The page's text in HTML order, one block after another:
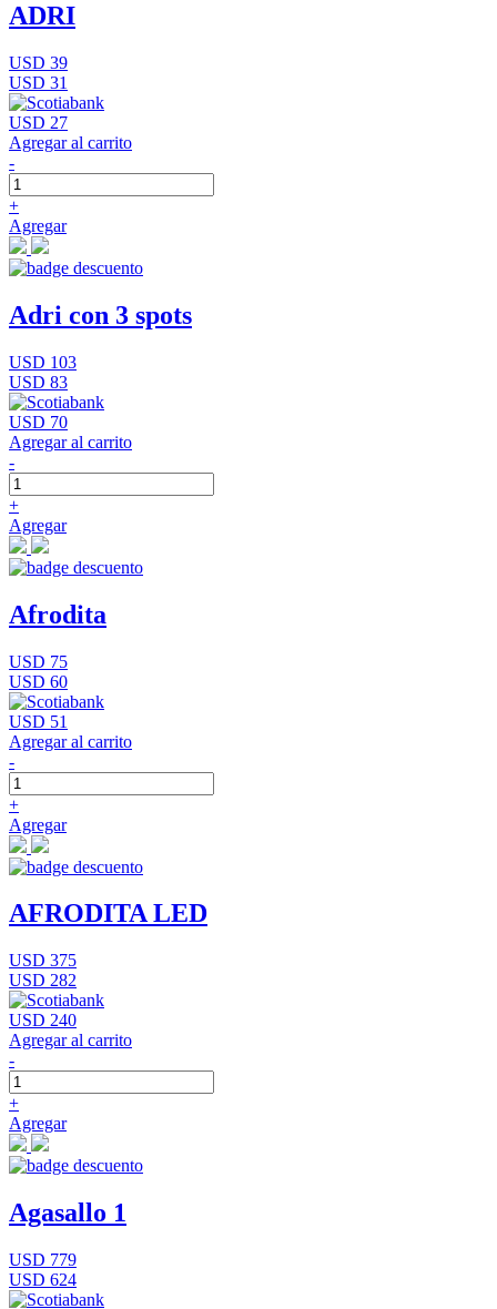
ADRI
USD 39
USD 31
USD 27
Agregar al carrito
-
+
Agregar
Adri con 3 spots
USD 103
USD 83
USD 70
Agregar al carrito
-
+
Agregar
Afrodita
USD 75
USD 60
USD 51
Agregar al carrito
-
+
Agregar
AFRODITA LED
USD 375
USD 282
USD 240
Agregar al carrito
-
+
Agregar
Agasallo 1
USD 779
USD 624